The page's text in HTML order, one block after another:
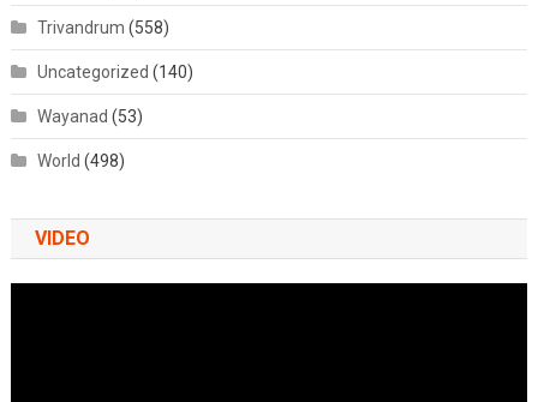
Trivandrum (558)
Uncategorized (140)
Wayanad (53)
World (498)
VIDEO